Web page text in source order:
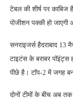
टेबल की शीर्ष पर
पोजीशन पक्की हो
सनराइजर्स हैदराबाद 13
टाइटंस के बराबर
पीछे है। टॉप-2 में जगह
दोनों टीमों के बीच अब